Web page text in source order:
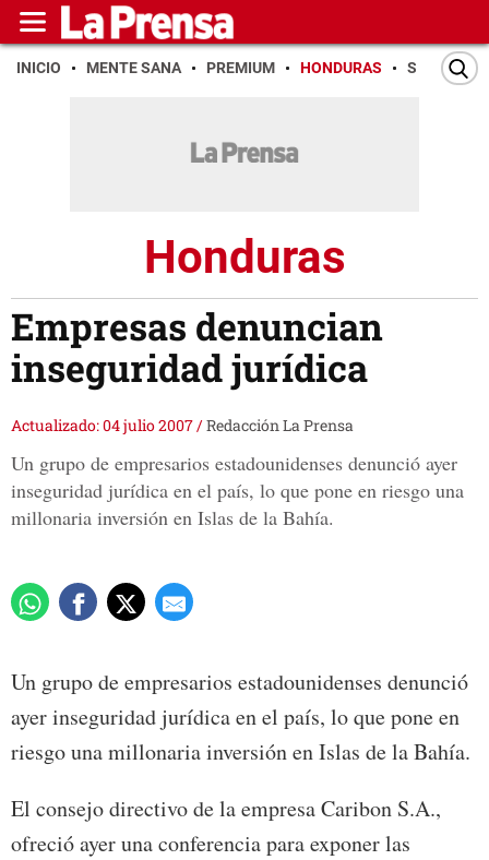
INICIO MENTE SANA PREMIUM HONDURAS SAN PEDRO
Honduras
Empresas denuncian
inseguridad jurídica
Actualizado: 04 julio 2007/Redacción La Prensa
Un grupo de empresarios estadounidenses denunció ayer
inseguridad jurídica en el país, lo que pone en riesgo una
millonaria inversión en Islas de la Bahía.
Un grupo de empresarios estadounidenses denunció
ayer inseguridad jurídica en el país, lo que pone en
riesgo una millonaria inversión en Islas de la Bahía.
El consejo directivo de la empresa Caribon S.A.,
ofreció ayer una conferencia para exponer las